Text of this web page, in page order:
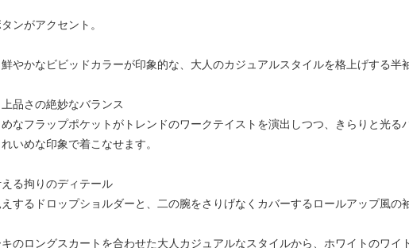
ンがアクセント。
やかなビビッドカラーが印象的な、大人のカジュアルスタイルを格上げする半
品さの絶妙なバランス
なフラップポケットがトレンドのワークテイストを演出しつつ、きらりと光
いめな印象で着こなせます。
る拘りのディテール
するドロップショルダーと、二の腕をさりげなくカバーするロールアップ風の
のロングスカートを合わせた大人カジュアルなスタイルから、ホワイトのワ